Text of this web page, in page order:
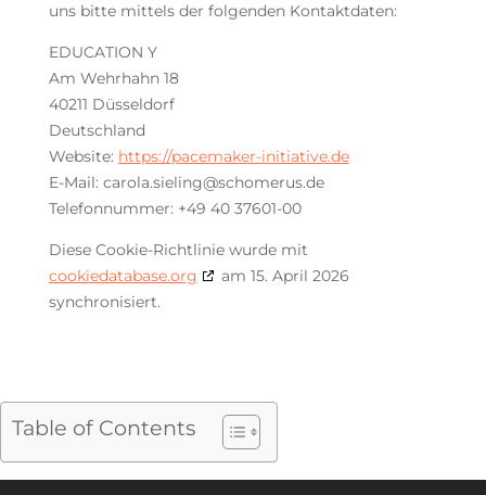
uns bitte mittels der folgenden Kontaktdaten:
EDUCATION Y
Am Wehrhahn 18
40211 Düsseldorf
Deutschland
Website: https://pacemaker-initiative.de
E-Mail: carola.sieling@schomerus.de
Telefonnummer: +49 40 37601-00
Diese Cookie-Richtlinie wurde mit
cookiedatabase.org
am 15. April 2026
synchronisiert.
Table of Contents